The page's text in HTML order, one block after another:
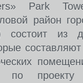
Park
район
из
по проекту